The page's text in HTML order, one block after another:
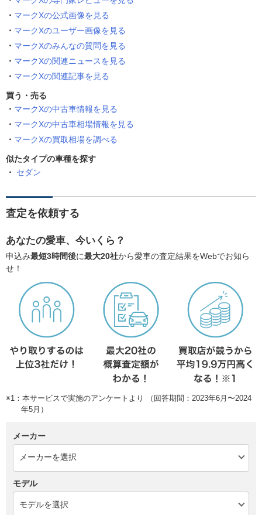
マークXの公式画像を見る
マークXのユーザー画像を見る
マークXのみんなの質問を見る
マークXの関連ニュースを見る
マークXの関連記事を見る
買う・売る
マークXの中古車情報を見る
マークXの中古車相場情報を見る
マークXの買取相場を調べる
似たタイプの車種を探す
セダン
査定を依頼する
あなたの愛車、今いくら？
申込み最短3時間後に最大20社から愛車の査定結果をWebでお知ら
せ！
※1：本サービスで実施のアンケートより （回答期間：2023年6月〜2024
年5月）
メーカー
モデル